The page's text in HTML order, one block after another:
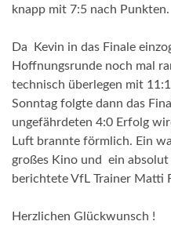
knapp mit 7:5 nach Punkten.
Da Kevin in das Finale
Hoffnungsrunde noch mal
technisch überlegen mit
Sonntag folgte dann das
ungefährdeten 4:0 Erfolg
Luft brannte förmlich. Ein
großes Kino und ein
berichtete VfL Trainer Matti
Herzlichen Glückwunsch !